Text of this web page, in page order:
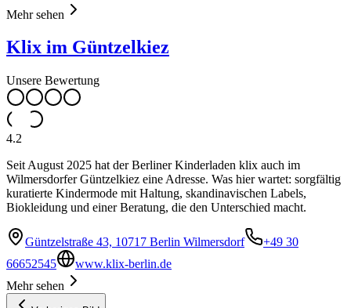
Mehr sehen
Klix im Güntzelkiez
Unsere Bewertung
4.2
Seit August 2025 hat der Berliner Kinderladen klix auch im
Wilmersdorfer Güntzelkiez eine Adresse. Was hier wartet: sorgfältig
kuratierte Kindermode mit Haltung, skandinavischen Labels,
Biokleidung und einer Beratung, die den Unterschied macht.
Güntzelstraße 43, 10717 Berlin Wilmersdorf
+49 30
66652545
www.klix-berlin.de
Mehr sehen